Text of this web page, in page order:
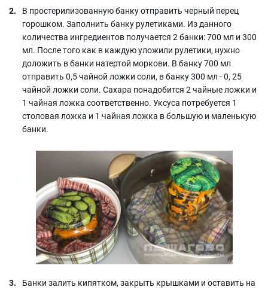
В простерилизованную банку отправить черный перец
горошком. Заполнить банку рулетиками. Из данного
количества ингредиентов получается 2 банки: 700 мл и 300
мл. После того как в каждую уложили рулетики, нужно
доложить в банки натертой моркови. В банку 700 мл
отправить 0,5 чайной ложки соли, в банку 300 мл - 0, 25
чайной ложки соли. Сахара понадобится 2 чайные ложки и
1 чайная ложка соответственно. Уксуса потребуется 1
столовая ложка и 1 чайная ложка в большую и маленькую
банки.
Банки залить кипятком, закрыть крышками и оставить на